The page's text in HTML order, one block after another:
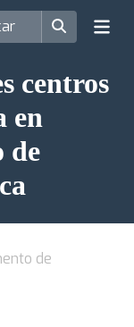
centros
en
de
de